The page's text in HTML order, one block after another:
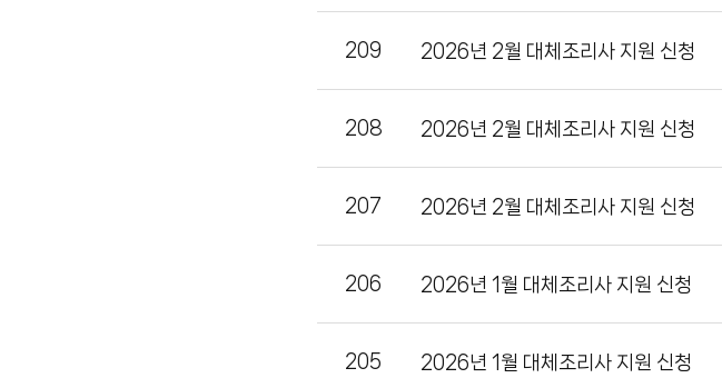
209 2026년 2월 대체조리사 지원 신청
208 2026년 2월 대체조리사 지원 신청
207 2026년 2월 대체조리사 지원 신청
206 2026년 1월 대체조리사 지원 신청
205 2026년 1월 대체조리사 지원 신청